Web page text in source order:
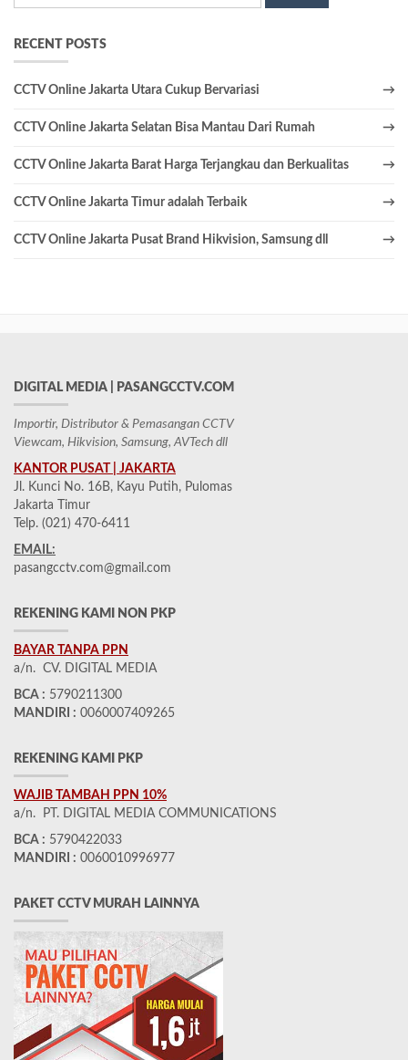
for:
RECENT POSTS
CCTV Online Jakarta Utara Cukup Bervariasi
CCTV Online Jakarta Selatan Bisa Mantau Dari Rumah
CCTV Online Jakarta Barat Harga Terjangkau dan Berkualitas
CCTV Online Jakarta Timur adalah Terbaik
CCTV Online Jakarta Pusat Brand Hikvision, Samsung dll
DIGITAL MEDIA | PASANGCCTV.COM
Importir, Distributor & Pemasangan CCTV
Viewcam, Hikvision, Samsung, AVTech dll
KANTOR PUSAT | JAKARTA
Jl. Kunci No. 16B, Kayu Putih, Pulomas
Jakarta Timur
Telp. (021) 470-6411
EMAIL:
pasangcctv.com@gmail.com
REKENING KAMI NON PKP
BAYAR TANPA PPN
a/n. CV. DIGITAL MEDIA
BCA : 5790211300
MANDIRI : 0060007409265
REKENING KAMI PKP
WAJIB TAMBAH PPN 10%
a/n. PT. DIGITAL MEDIA COMMUNICATIONS
BCA : 5790422033
MANDIRI : 0060010996977
PAKET CCTV MURAH LAINNYA